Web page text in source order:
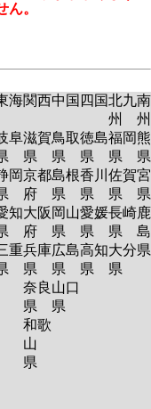
。
海関西中国 四国北九
州
州
阜
岡
知
重
滋賀
県
京都
府
大阪
府
兵庫
県
奈良
県
和歌
山
県
鳥取
県
島根
県
岡山
県
広島
県
山口
県
徳島
県
香川
県
愛媛
県
高知
県
福岡
県
佐賀
県
長崎
県
大分
県
島